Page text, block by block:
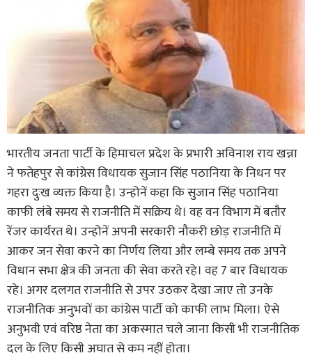
भारतीय जनता पार्टी के हिमाचल प्रदेश के प्रभारी अविनाश राय खन्ना
ने फतेहपुर से कांग्रेस विधायक सुजान सिंह पठानिया के निधन पर
गहरा दुःख व्यक्त किया है। उन्होनें कहा कि सुजान सिंह पठानिया
काफी लंबे समय से राजनीति में सक्रिय थे। वह वन विभाग में बतौर
रेंजर कार्यरत थे। उन्होनें अपनी सरकारी नौकरी छोड़ राजनीति में
आकर जन सेवा करने का निर्णय लिया और लम्बे समय तक अपने
विधान सभा क्षेत्र की जनता की सेवा करते रहे। वह 7 बार विधायक
रहे। अगर दलगत राजनीति से उपर उठकर देखा जाए तो उनके
राजनीतिक अनुभवों का कांग्रेस पार्टी को काफी लाभ मिला। ऐसे
अनुभवी एवं वरिष्ठ नेता का अकस्मात चले जाना किसी भी राजनीतिक
दल के लिए किसी अघात से कम नहीं होता।